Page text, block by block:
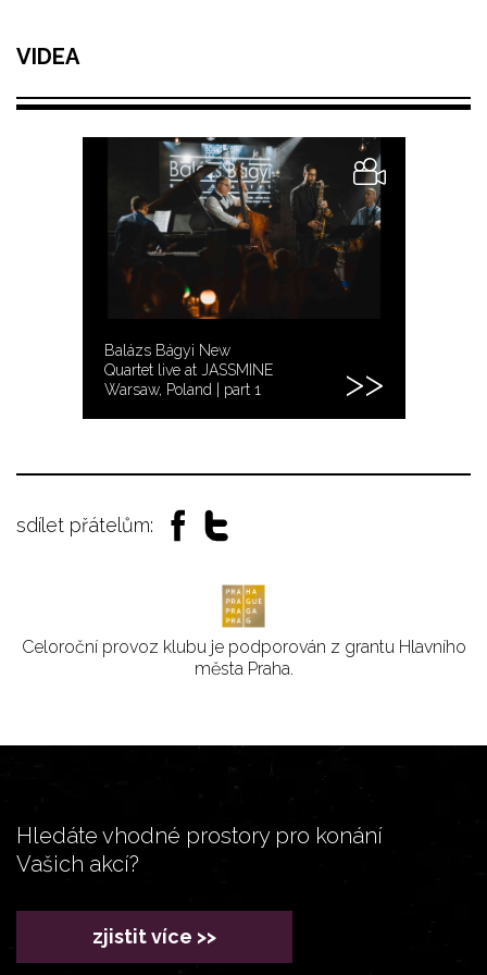
VIDEA
Balázs Bágyi New
Quartet live at JASSMINE
Warsaw, Poland | part 1
sdílet přátelům:
Celoroční provoz klubu je podporován z grantu Hlavního
města Praha.
Hledáte vhodné prostory pro konání
Vašich akcí?
zjistit více >>